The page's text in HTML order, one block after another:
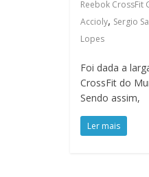
Reebok CrossFit
Accioly, Sergio
Lopes
Foi dada a
CrossFit do
Sendo assim,
Ler mais